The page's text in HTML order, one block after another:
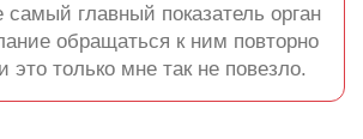
самый главный показатель орган
обращаться к ним повторно
это только мне так не повезло.